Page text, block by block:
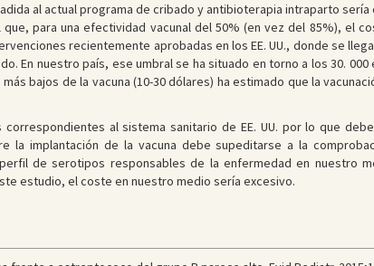
al actual programa de cribado y antibioterapia intraparto sería
para una efectividad vacunal del 50% (en vez del 85%), el
recientemente aprobadas en los EE. UU., donde se
En nuestro país, ese umbral se ha situado en torno a los 30. 000
bajos de la vacuna (10-30 dólares) ha estimado que la
al sistema sanitario de EE. UU. por lo que
la implantación de la vacuna debe supeditarse a la
de serotipos responsables de la enfermedad en nuestro
estudio, el coste en nuestro medio sería excesivo.